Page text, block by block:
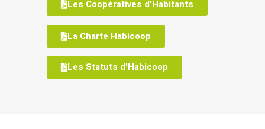
Les Coopératives d'Habitants
La Charte Habicoop
Les Statuts d'Habicoop